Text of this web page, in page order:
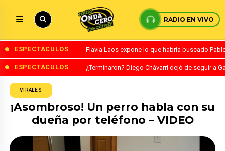
RADIO EN VIVO
ESPECTÁCULOS Flavia Laos expone lo que habría buscado
ESPECTÁCULOS ¿Terminaron? Diego Chávarri dejó de seguir a
VIRALES
¡Asombroso! Un perro habla con su
dueña por teléfono – VIDEO